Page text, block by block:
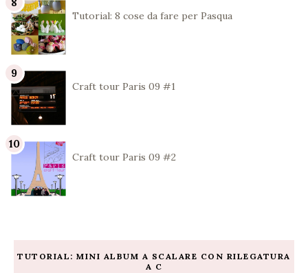
Tutorial: 8 cose da fare per Pasqua
Craft tour Paris 09 #1
Craft tour Paris 09 #2
TUTORIAL: MINI ALBUM A SCALARE CON RILEGATURA
A C